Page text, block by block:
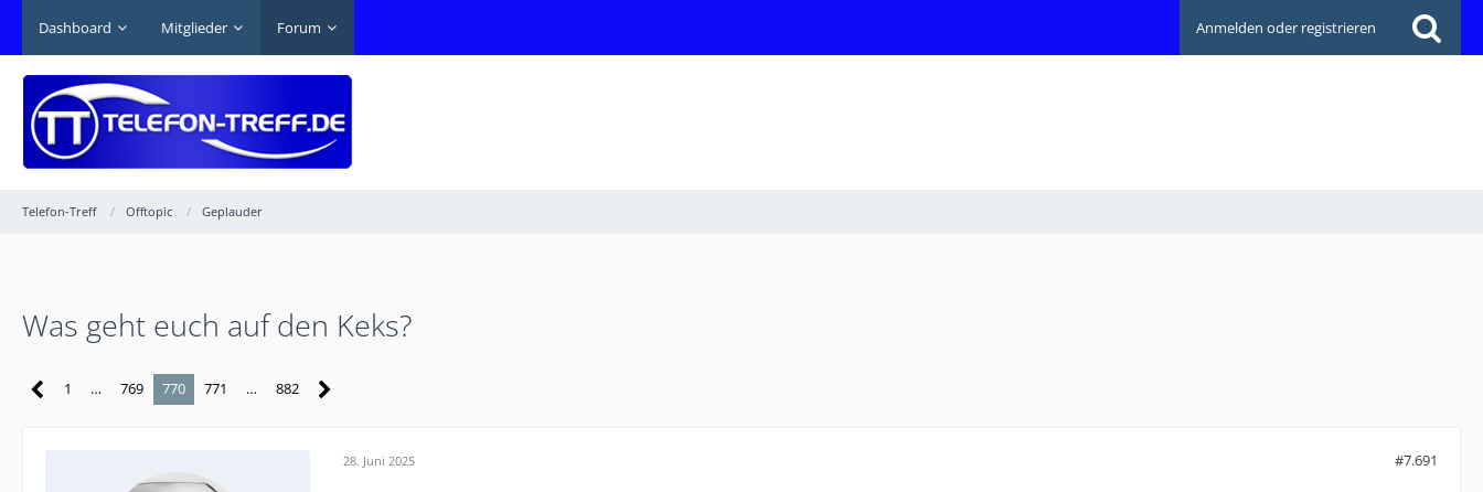
Dashboard Mitglieder Forum Anmelden oder registrieren
Telefon-Treff Offtopic Geplauder
Was geht euch auf den Keks?
1 … 769 770 771 … 882
28. Juni 2025 #7.691